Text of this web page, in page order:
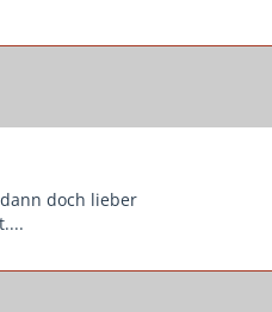
doch lieber